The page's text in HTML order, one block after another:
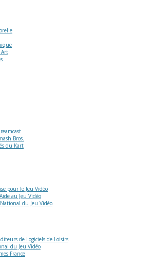
Art
Bros.
du Kart
pour le Jeu Vidéo
au Jeu Vidéo
du Jeu Vidéo
de Logiciels de Loisirs
du Jeu Vidéo
France